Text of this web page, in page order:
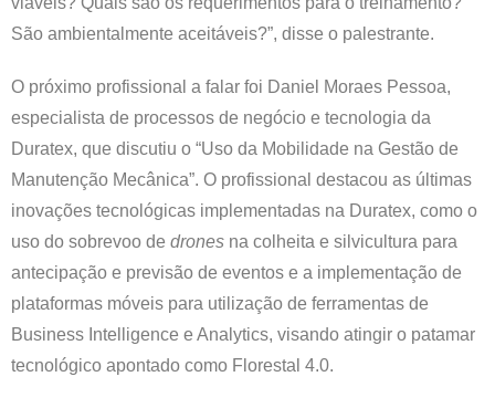
São ambientalmente aceitáveis?”, disse o palestrante.
O próximo profissional a falar foi Daniel Moraes Pessoa,
especialista de processos de negócio e tecnologia da
Duratex, que discutiu o “Uso da Mobilidade na Gestão de
Manutenção Mecânica”. O profissional destacou as últimas
inovações tecnológicas implementadas na Duratex, como o
uso do sobrevoo de drones na colheita e silvicultura para
antecipação e previsão de eventos e a implementação de
plataformas móveis para utilização de ferramentas de
Business Intelligence e Analytics, visando atingir o patamar
tecnológico apontado como Florestal 4.0.